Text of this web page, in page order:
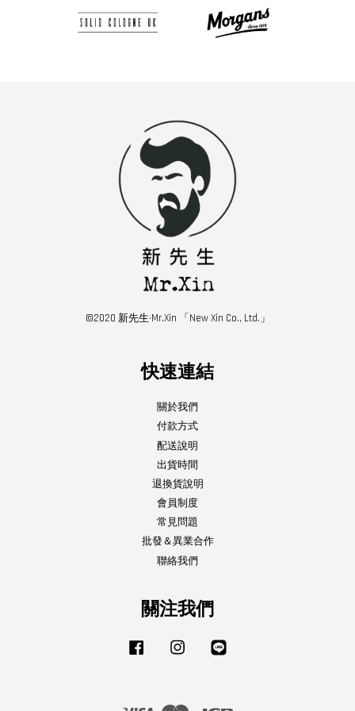
©2020 新先生·Mr.Xin 「New Xin Co., Ltd.」
快速連結
關於我們
付款方式
配送說明
出貨時間
退換貨說明
會員制度
常見問題
批發＆異業合作
聯絡我們
關注我們
Facebook Instagram